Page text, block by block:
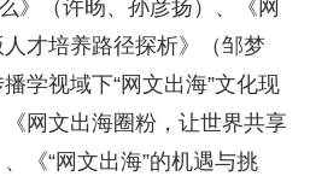
》（许旸、孙彦扬）、《网
才培养路径探析》（邹梦
学视域下“网文出海”文化现
网文出海圈粉，让世界共享
《“网文出海”的机遇与挑